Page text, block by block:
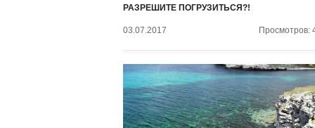
РАЗРЕШИТЕ ПОГРУЗИТЬСЯ?!
03.07.2017 Просмотров: